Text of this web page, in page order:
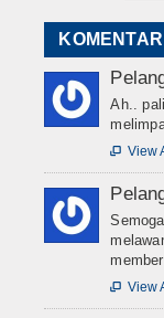
Ah..
 View
 View